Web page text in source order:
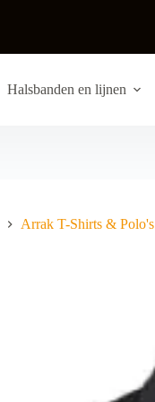
Halsbanden en lijnen
Arrak T-Shirts & Polo's